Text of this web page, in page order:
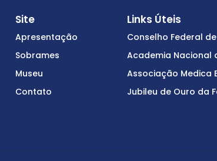
Site
Apresentação
Sobrames
Museu
Contato
Links Úteis
Conselho Federal
Academia Nacional
Associação Medica
Jubileu de Ouro da